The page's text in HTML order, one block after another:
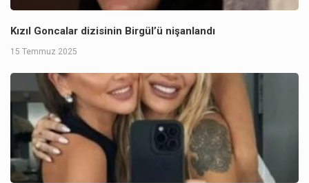
Kızıl Goncalar dizisinin Birgül’ü nişanlandı
15 Temmuz 2025